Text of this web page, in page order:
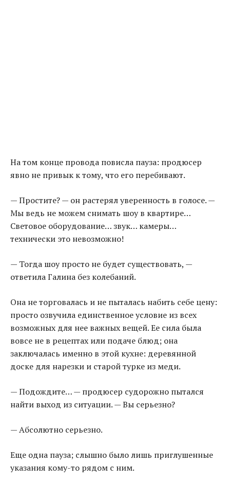
На том конце провода повисла пауза: продюсер
явно не привык к тому, что его перебивают.
— Простите? — он растерял уверенность в голосе. —
Мы ведь не можем снимать шоу в квартире…
Световое оборудование… звук… камеры…
технически это невозможно!
— Тогда шоу просто не будет существовать, —
ответила Галина без колебаний.
Она не торговалась и не пыталась набить себе цену:
просто озвучила единственное условие из всех
возможных для нее важных вещей. Ее сила была
вовсе не в рецептах или подаче блюд; она
заключалась именно в этой кухне: деревянной
доске для нарезки и старой турке из меди.
— Подождите… — продюсер судорожно пытался
найти выход из ситуации. — Вы серьезно?
— Абсолютно серьезно.
Еще одна пауза; слышно было лишь приглушенные
указания кому-то рядом с ним.